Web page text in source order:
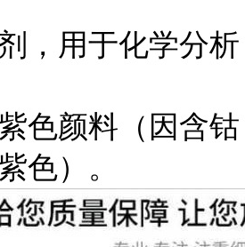
，用于化学分析
色颜料（因含钴
色）。